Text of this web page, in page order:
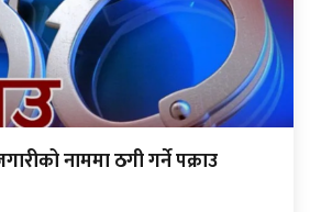
नाममा ठगी गर्ने पक्राउ